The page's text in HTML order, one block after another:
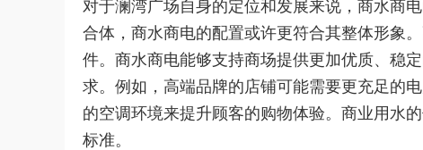
对于澜湾广场自身的定位和发展来说，商水商
合体，商水商电的配置或许更符合其整体形象
件。商水商电能够支持商场提供更加优质、稳
求。例如，高端品牌的店铺可能需要更充足的
的空调环境来提升顾客的购物体验。商业用水
标准。